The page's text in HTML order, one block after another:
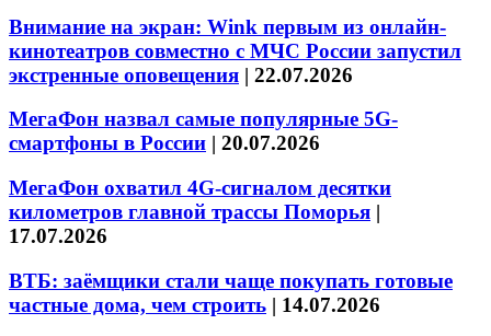
Внимание на экран: Wink первым из онлайн-
кинотеатров совместно с МЧС России запустил
экстренные оповещения | 22.07.2026
МегаФон назвал самые популярные 5G-
смартфоны в России | 20.07.2026
МегаФон охватил 4G-сигналом десятки
километров главной трассы Поморья |
17.07.2026
ВТБ: заёмщики стали чаще покупать готовые
частные дома, чем строить | 14.07.2026